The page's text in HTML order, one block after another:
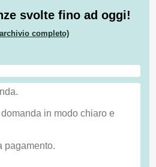
svolte fino ad oggi!
completo)